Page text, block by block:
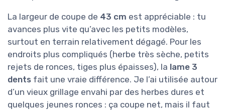
La largeur de coupe de 43 cm est appréciable : tu
avances plus vite qu’avec les petits modèles,
surtout en terrain relativement dégagé. Pour les
endroits plus compliqués (herbe très sèche, petits
rejets de ronces, tiges plus épaisses), la lame 3
dents fait une vraie différence. Je l’ai utilisée autour
d’un vieux grillage envahi par des herbes dures et
quelques jeunes ronces : ça coupe net, mais il faut